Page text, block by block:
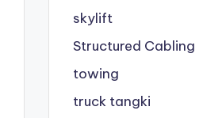
skylift
Structured Cabling
towing
truck tangki